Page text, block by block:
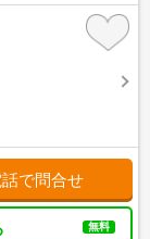
話で問合せ
無料